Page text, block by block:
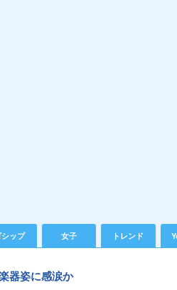
シップ 女子 トレンド
器姿に感涙か